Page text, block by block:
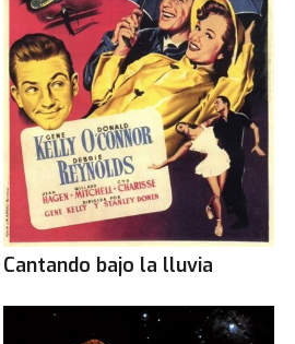
Cantando bajo la lluvia